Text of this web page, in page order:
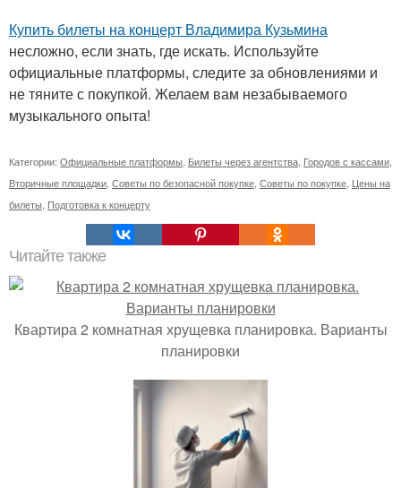
Купить билеты на концерт Владимира Кузьмина
несложно, если знать, где искать. Используйте
официальные платформы, следите за обновлениями и
не тяните с покупкой. Желаем вам незабываемого
музыкального опыта!
Категории: Официальные платформы Билеты через агентства Городов с кассами
Вторичные площадки Советы по безопасной покупке Советы по покупке Цены на
билеты Подготовка к концерту
Читайте также
Квартира 2 комнатная хрущевка планировка. Варианты
планировки